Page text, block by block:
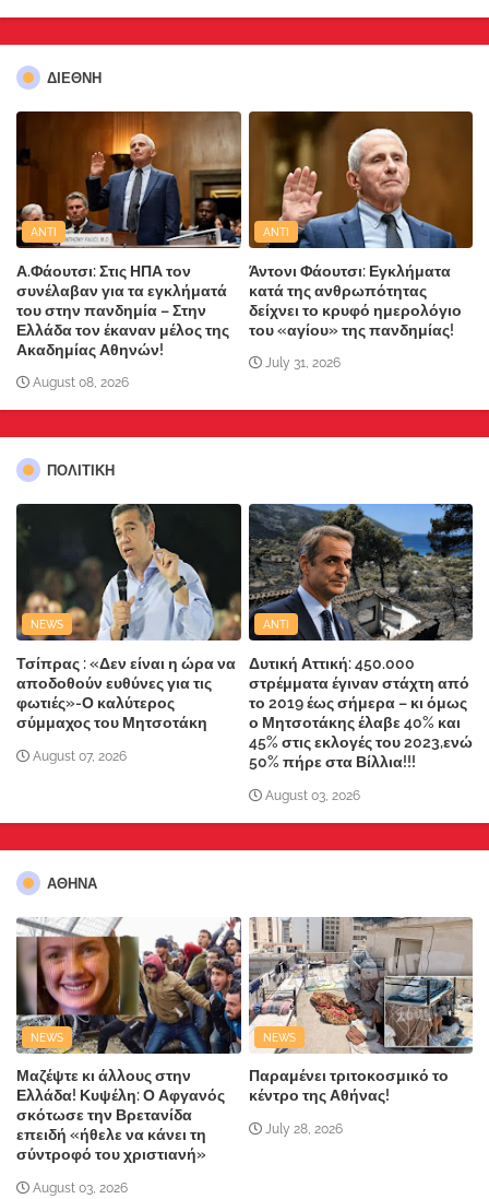
ΔΙΕΘΝΗ
ANTI
Α.Φάουτσι: Στις ΗΠΑ τον
συνέλαβαν για τα εγκλήματά
του στην πανδημία – Στην
Ελλάδα τον έκαναν μέλος της
Ακαδημίας Αθηνών!
August 08, 2026
ANTI
Άντονι Φάουτσι: Εγκλήματα
κατά της ανθρωπότητας
δείχνει το κρυφό ημερολόγιο
του «αγίου» της πανδημίας!
July 31, 2026
ΠΟΛΙΤΙΚΗ
NEWS
Τσίπρας : «Δεν είναι η ώρα να
αποδοθούν ευθύνες για τις
φωτιές»-Ο καλύτερος
σύμμαχος του Μητσοτάκη
August 07, 2026
ANTI
Δυτική Αττική: 450.000
στρέμματα έγιναν στάχτη από
το 2019 έως σήμερα – κι όμως
ο Μητσοτάκης έλαβε 40% και
45% στις εκλογές του 2023,ενώ
50% πήρε στα Βίλλια!!!
August 03, 2026
ΑΘΗΝΑ
NEWS
Μαζέψτε κι άλλους στην
Ελλάδα! Κυψέλη: Ο Αφγανός
σκότωσε την Βρετανίδα
επειδή «ήθελε να κάνει τη
σύντροφό του χριστιανή»
August 03, 2026
NEWS
Παραμένει τριτοκοσμικό το
κέντρο της Αθήνας!
July 28, 2026